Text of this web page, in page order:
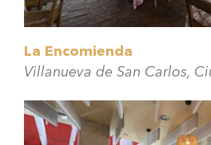
La Encomienda
Villanueva de San Carlos,